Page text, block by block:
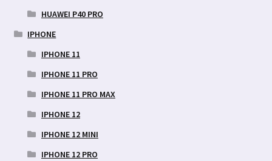
HUAWEI P40 PRO
IPHONE
IPHONE 11
IPHONE 11 PRO
IPHONE 11 PRO MAX
IPHONE 12
IPHONE 12 MINI
IPHONE 12 PRO